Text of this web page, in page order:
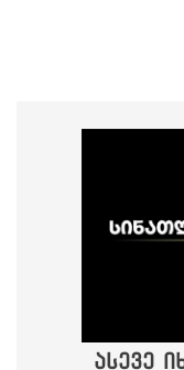
ასევე